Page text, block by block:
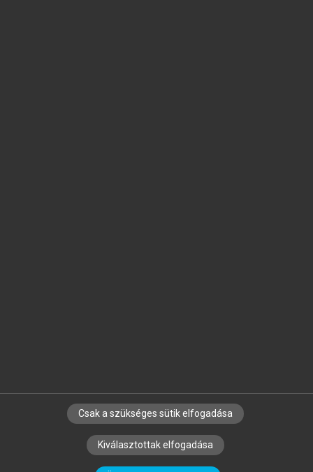
SZERZŐKNEK CÉGEKNEK KÖNYVTÁROSOKNAK
SZERKESZTÉSI ÉS LEKTORÁLÁSI ALAPELVEK
Csak a szükséges sütik elfogadása
Kiválasztottak elfogadása